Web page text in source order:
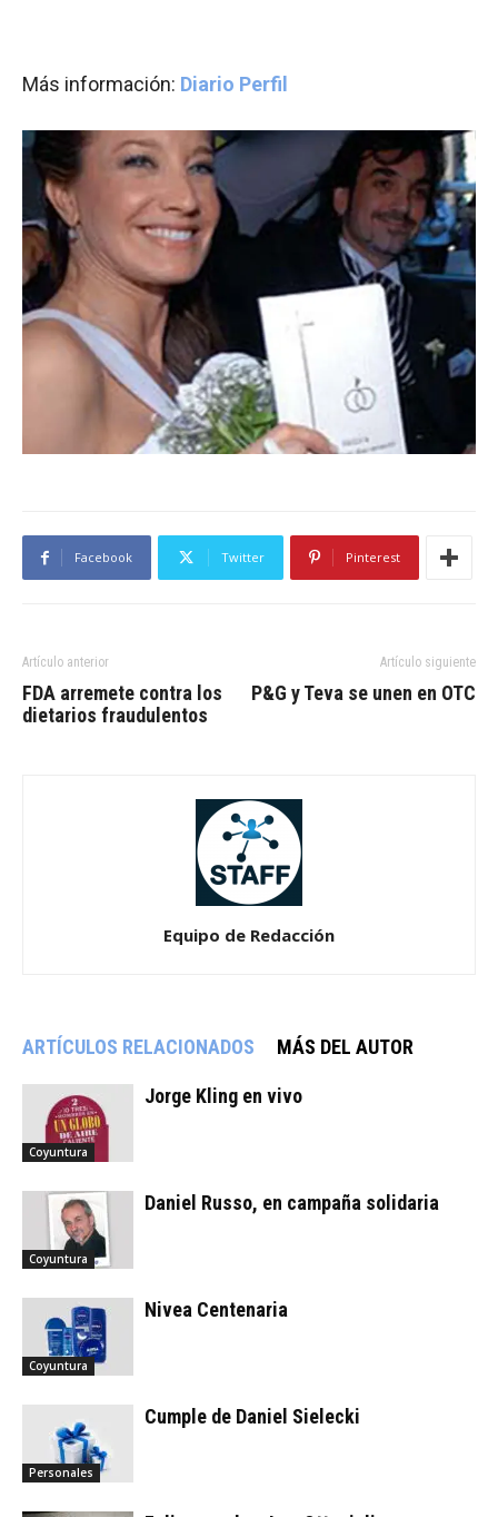
Más información: Diario Perfil
Facebook Twitter Pinterest
Artículo anterior
FDA arremete contra los
dietarios fraudulentos
Artículo siguiente
P&G y Teva se unen en OTC
Equipo de Redacción
ARTÍCULOS RELACIONADOS MÁS DEL AUTOR
Coyuntura
Jorge Kling en vivo
Coyuntura
Daniel Russo, en campaña solidaria
Coyuntura
Nivea Centenaria
Personales
Cumple de Daniel Sielecki